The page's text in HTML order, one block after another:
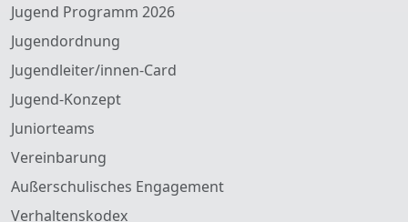
Jugend Programm 2026
Jugendordnung
Jugendleiter/innen-Card
Jugend-Konzept
Juniorteams
Vereinbarung
Außerschulisches Engagement
Verhaltenskodex